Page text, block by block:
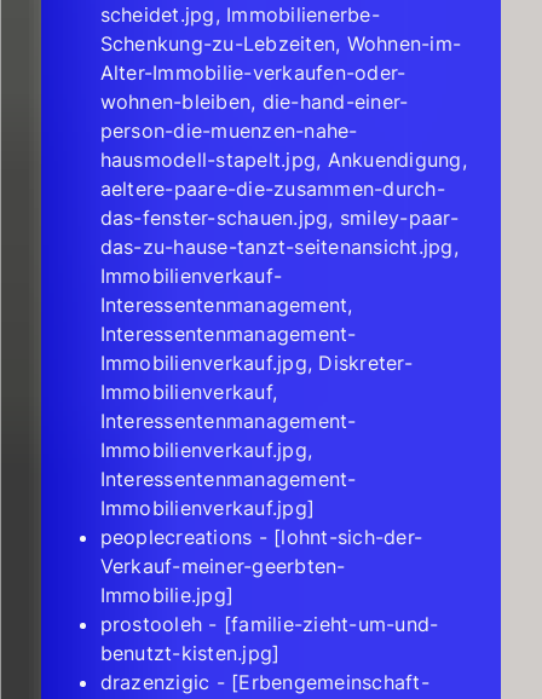
scheidet.jpg, Immobilienerbe-
Schenkung-zu-Lebzeiten, Wohnen-im-
Alter-Immobilie-verkaufen-oder-
wohnen-bleiben, die-hand-einer-
person-die-muenzen-nahe-
hausmodell-stapelt.jpg, Ankuendigung,
aeltere-paare-die-zusammen-durch-
das-fenster-schauen.jpg, smiley-paar-
das-zu-hause-tanzt-seitenansicht.jpg,
Immobilienverkauf-
Interessentenmanagement,
Interessentenmanagement-
Immobilienverkauf.jpg, Diskreter-
Immobilienverkauf,
Interessentenmanagement-
Immobilienverkauf.jpg,
Interessentenmanagement-
Immobilienverkauf.jpg]
peoplecreations - [lohnt-sich-der-
Verkauf-meiner-geerbten-
Immobilie.jpg]
prostooleh - [familie-zieht-um-und-
benutzt-kisten.jpg]
drazenzigic - [Erbengemeinschaft-